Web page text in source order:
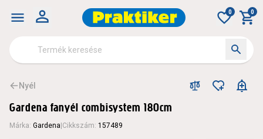
0 0
Nyél
Gardena fanyél combisystem 180cm
Márka: Gardena Cikkszám: 157489
Gardena fanyél combisystem 180cm - Nyél - Szerszám